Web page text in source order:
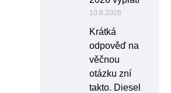
10.8.2026
Krátká
odpověď na
věčnou
otázku zní
takto. Diesel